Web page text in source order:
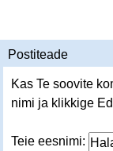
Postiteade
Kas Te soovite
nimi ja klikkige
Teie eesnimi: